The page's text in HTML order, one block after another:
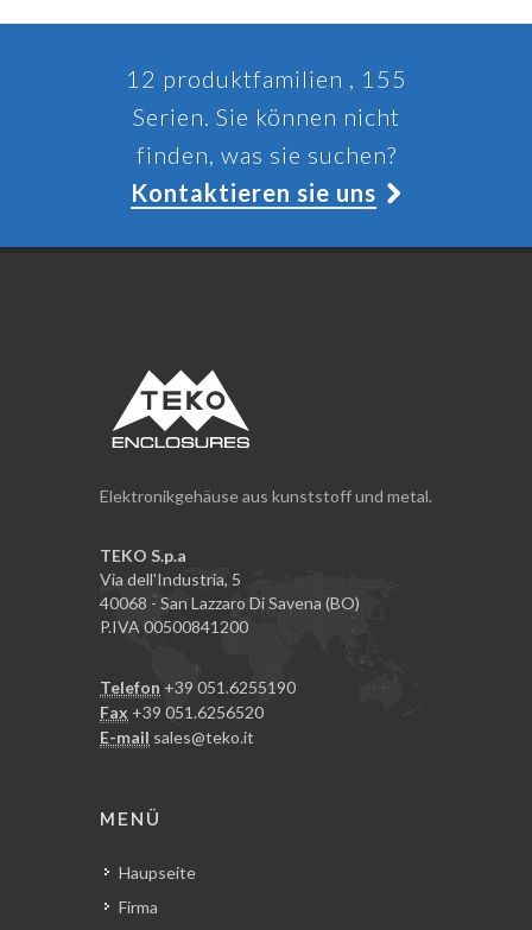
12 produktfamilien , 155
Serien. Sie können nicht
finden, was sie suchen?
Kontaktieren sie uns
Elektronikgehäuse aus kunststoff und metal.
TEKO S.p.a
Via dell'Industria, 5
40068 - San Lazzaro Di Savena (BO)
P.IVA 00500841200
Telefon +39 051.6255190
Fax +39 051.6256520
E-mail sales@teko.it
MENÜ
Haupseite
Firma